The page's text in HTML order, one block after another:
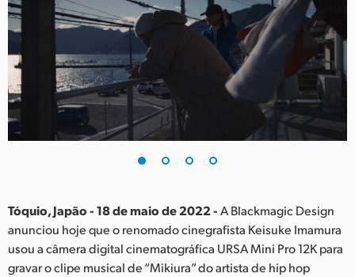
China
Denmark
Finland
France
India
Italy
Tóquio, Japão - 18 de maio de 2022 -A Blackmagic Design
anunciou hoje que o renomado cinegrafista Keisuke Imamura
usou a câmera digital cinematográfica URSA Mini Pro 12K para
gravar o clipe musical de “Mikiura” do artista de hip hop